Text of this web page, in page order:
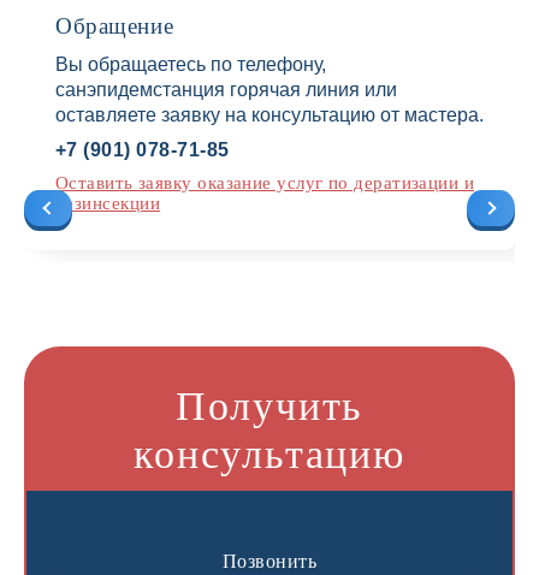
Обращение
Вы обращаетесь по телефону,
санэпидемстанция горячая линия или
оставляете заявку на консультацию от мастера.
+7 (901) 078-71-85
Оставить заявку оказание услуг по дератизации и
дезинсекции
Получить
консультацию
Позвонить